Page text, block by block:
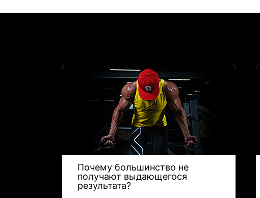
Почему большинство не
получают выдающегося
результата?